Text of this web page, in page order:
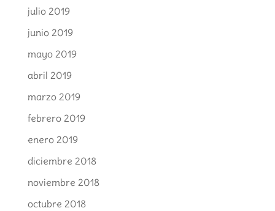
julio 2019
junio 2019
mayo 2019
abril 2019
marzo 2019
febrero 2019
enero 2019
diciembre 2018
noviembre 2018
octubre 2018